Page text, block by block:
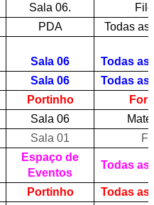
Sala 06.
PDA Todas as
Sala 06
Todas as
Sala 06
Todas as
Portinho
Sala 06
Sala 01
Espaço de
Eventos
Todas as
Portinho
Todas as